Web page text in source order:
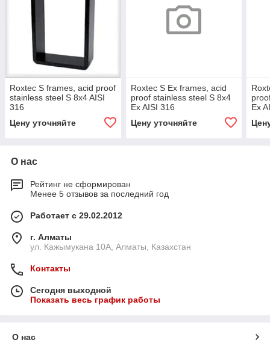
Roxtec S frames, acid proof
stainless steel S 8x4 AISI
316
Цену уточняйте
Roxtec S Ex frames, acid
proof stainless steel S 8x4
Ex AISI 316
Цену уточняйте
Ex
О нас
Рейтинг не сформирован
Менее 5 отзывов за последний год
Работает с 29.02.2012
г. Алматы
ул. Кажымукана 10А, Алматы, Казахстан
Контакты
Сегодня выходной
Показать весь график работы
О нас